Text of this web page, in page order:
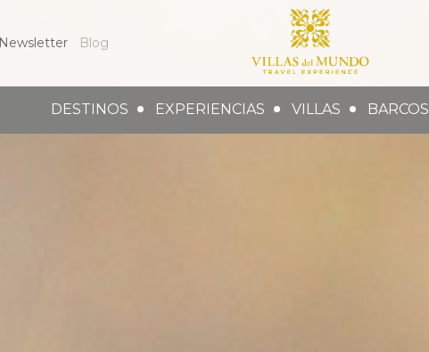
Newsletter Blog
DESTINOS EXPERIENCIAS VILLAS BARCOS